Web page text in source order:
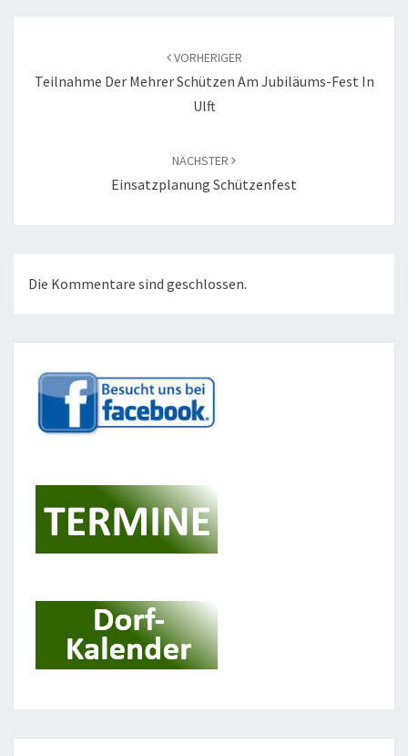
VORHERIGER
Teilnahme Der Mehrer Schützen Am Jubiläums-Fest In
Ulft
NÄCHSTER
Einsatzplanung Schützenfest
Die Kommentare sind geschlossen.